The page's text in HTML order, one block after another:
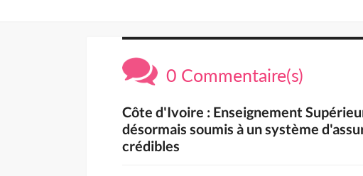
0 Commentaire(s)
Côte d'Ivoire : Enseignement
désormais soumis à un système
crédibles